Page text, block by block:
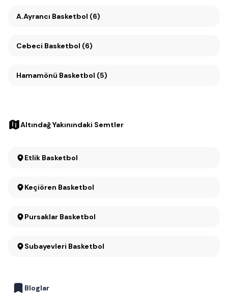
A.Ayrancı Basketbol (6)
Cebeci Basketbol (6)
Hamamönü Basketbol (5)
Altındağ Yakınındaki Semtler
Etlik Basketbol
Keçiören Basketbol
Pursaklar Basketbol
Subayevleri Basketbol
Bloglar